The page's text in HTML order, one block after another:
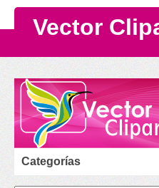
Vector
Categorías